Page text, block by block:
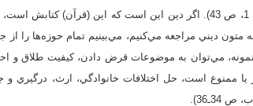
امکان ندارد از مسائل سياسي و اجتماعي برکنار باشد (مصباح يزدي، 1396، ج 1، ص 43). اگر دين اين است که اين (قرآن) کتابش
نهم، قسمت دوم). وقتي به متون ديني مراجعه مي‌کنيم، مي‌بينيم تمام حوزه‌ها را
مي‌توان به موضوعات قرض دادن، کيفيت طلاق و
يا ممنوع است، حل اختلافات خانوادگي، ارث، درگيري و